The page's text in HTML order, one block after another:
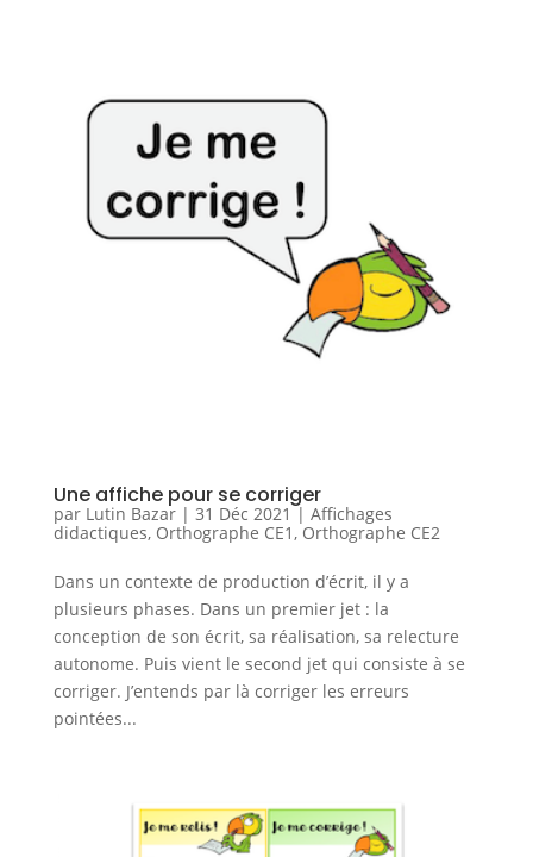
Une affiche pour se corriger
par Lutin Bazar| 31 Déc 2021 | Affichages
didactiques, Orthographe CE1 , Orthographe CE2
Dans un contexte de production d’écrit, il y a
plusieurs phases. Dans un premier jet : la
conception de son écrit, sa réalisation, sa relecture
autonome. Puis vient le second jet qui consiste à se
corriger. J’entends par là corriger les erreurs
pointées...